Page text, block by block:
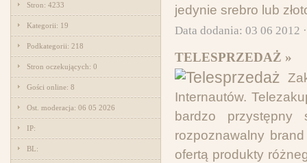
Stron: 4233
Kategorii: 19
Podkategorii: 218
Stron oczekujących: 0
Gości online: 8
Ost. moderacja: 06 05 2026
IP:
BL:
jedynie srebro lub
Data dodania: 03 06 2012
TELESPRZEDAŻ »
Internautów.
bardzo przystępny
rozpoznawalny
ofertą produkty